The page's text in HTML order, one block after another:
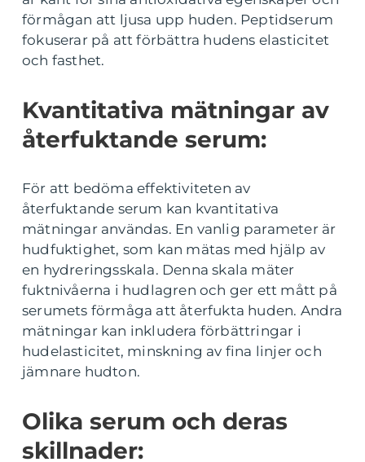
förmågan att ljusa upp huden. Peptidserum
fokuserar på att förbättra hudens elasticitet
och fasthet.
Kvantitativa mätningar av
återfuktande serum:
För att bedöma effektiviteten av
återfuktande serum kan kvantitativa
mätningar användas. En vanlig parameter är
hudfuktighet, som kan mätas med hjälp av
en hydreringsskala. Denna skala mäter
fuktnivåerna i hudlagren och ger ett mått på
serumets förmåga att återfukta huden. Andra
mätningar kan inkludera förbättringar i
hudelasticitet, minskning av fina linjer och
jämnare hudton.
Olika serum och deras
skillnader: